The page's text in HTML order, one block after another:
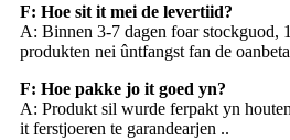
F: Hoe sit it mei de levertiid?
A: Binnen 3-7 dagen foar stockguod,
produkten nei ûntfangst fan de
F: Hoe pakke jo it goed yn?
A: Produkt sil wurde ferpakt yn
it ferstjoeren te garandearjen ..